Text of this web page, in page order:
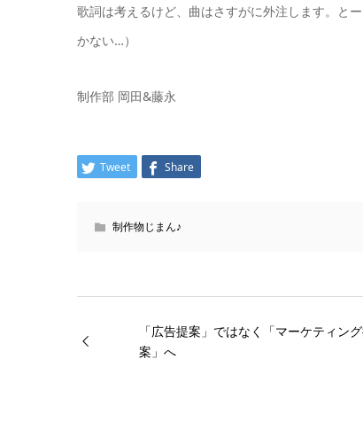
歌詞は考えるけど、曲はさすがに外注します。と
かない…）
制作部 岡田&藤永
Tweet Share
制作物じまん♪
「広告提案」ではなく「マーケティン
案」へ